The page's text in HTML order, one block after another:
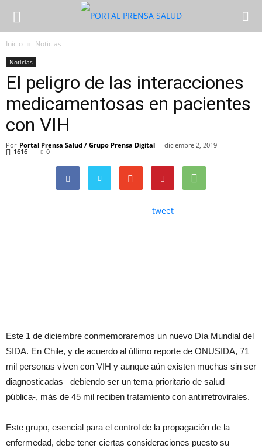
Inicio Noticias
Noticias
El peligro de las interacciones
medicamentosas en pacientes
con VIH
Por Portal Prensa Salud / Grupo Prensa Digital - diciembre 2, 2019
1616 0
tweet
Este 1 de diciembre conmemoraremos un nuevo Día Mundial del
SIDA. En Chile, y de acuerdo al último reporte de ONUSIDA, 71
mil personas viven con VIH y aunque aún existen muchas sin ser
diagnosticadas –debiendo ser un tema prioritario de salud
pública-, más de 45 mil reciben tratamiento con antirretrovirales.
Este grupo, esencial para el control de la propagación de la
enfermedad, debe tener ciertas consideraciones puesto su